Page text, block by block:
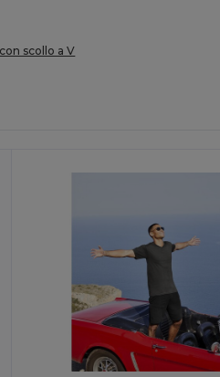
scollo a V